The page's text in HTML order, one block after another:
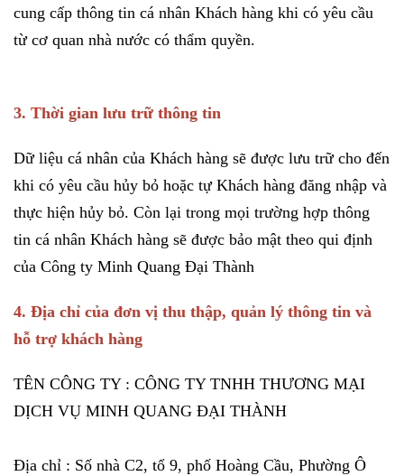
cung cấp thông tin cá nhân Khách hàng khi có yêu cầu
từ cơ quan nhà nước có thẩm quyền.
3. Thời gian lưu trữ thông tin
Dữ liệu cá nhân của Khách hàng sẽ được lưu trữ cho đến
khi có yêu cầu hủy bỏ hoặc tự Khách hàng đăng nhập và
thực hiện hủy bỏ. Còn lại trong mọi trường hợp thông
tin cá nhân Khách hàng sẽ được bảo mật theo qui định
của Công ty Minh Quang Đại Thành
4. Địa chỉ của đơn vị thu thập, quản lý thông tin và
hỗ trợ khách hàng
TÊN CÔNG TY : CÔNG TY TNHH THƯƠNG MẠI
DỊCH VỤ MINH QUANG ĐẠI THÀNH
Địa chỉ : Số nhà C2, tổ 9, phố Hoàng Cầu, Phường Ô